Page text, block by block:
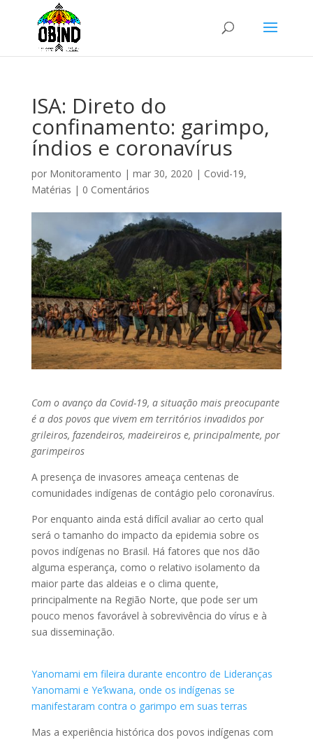
ISA: Direto do
confinamento: garimpo,
índios e coronavírus
por Monitoramento | mar 30, 2020 | Covid-19,
Matérias | 0 Comentários
Com o avanço da Covid-19, a situação mais preocupante
é a dos povos que vivem em territórios invadidos por
grileiros, fazendeiros, madeireiros e, principalmente, por
garimpeiros
A presença de invasores ameaça centenas de
comunidades indígenas de contágio pelo coronavírus.
Por enquanto ainda está difícil avaliar ao certo qual
será o tamanho do impacto da epidemia sobre os
povos indígenas no Brasil. Há fatores que nos dão
alguma esperança, como o relativo isolamento da
maior parte das aldeias e o clima quente,
principalmente na Região Norte, que pode ser um
pouco menos favorável à sobrevivência do vírus e à
sua disseminação.
Yanomami em fileira durante encontro de Lideranças
Yanomami e Ye’kwana, onde os indígenas se
manifestaram contra o garimpo em suas terras
Mas a experiência histórica dos povos indígenas com